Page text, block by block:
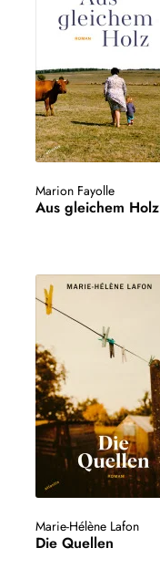
Marion Fayolle
Aus gleichem Holz
Marie-Hélène Lafon
Die Quellen